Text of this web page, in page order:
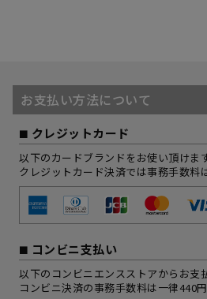
お支払い方法について
クレジットカード
以下のカードブランドをお使い頂けます
クレジットカード決済では事務手数料
コンビニ支払い
以下のコンビニエンスストアからお支
コンビニ決済の事務手数料は一律440